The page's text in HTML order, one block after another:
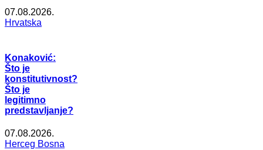
07.08.2026.
Hrvatska
Konaković:
Što je
konstitutivnost?
Što je
legitimno
predstavljanje?
07.08.2026.
Herceg Bosna